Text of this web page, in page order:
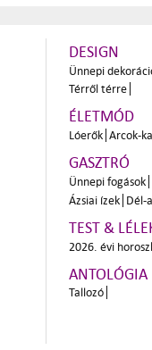
DESIGN
Ünnepi
Térről térre
ÉLETMÓD
Lóerők Arcok-
GASZTRÓ
Ünnepi fogások
Ázsiai ízek Dél-
TEST &
2026. évi
ANTOLÓGIA
Tallozó